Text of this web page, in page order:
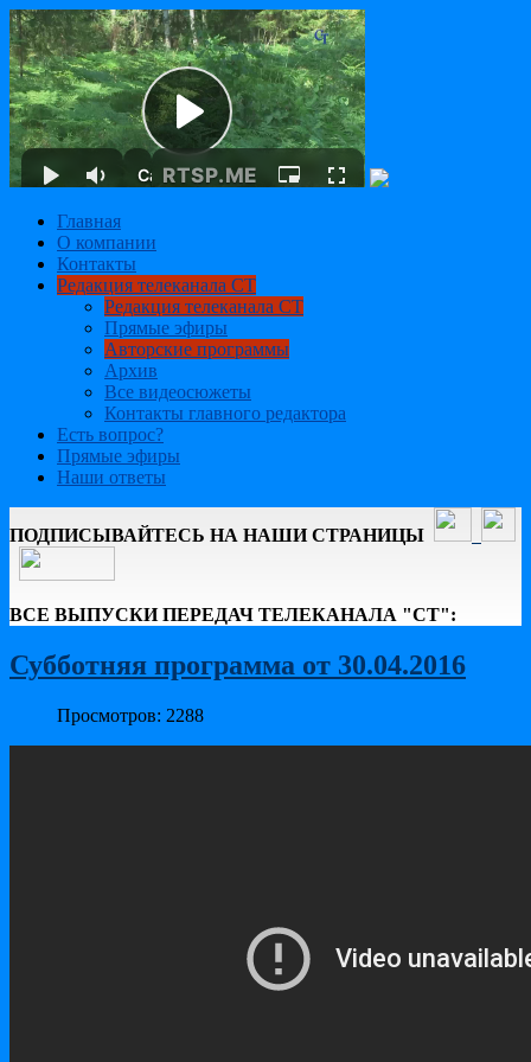
Главная
О компании
Контакты
Редакция телеканала СТ
Редакция телеканала СТ
Прямые эфиры
Авторские программы
Архив
Все видеосюжеты
Контакты главного редактора
Есть вопрос?
Прямые эфиры
Наши ответы
ПОДПИСЫВАЙТЕСЬ НА НАШИ СТРАНИЦЫ
ВСЕ ВЫПУСКИ ПЕРЕДАЧ ТЕЛЕКАНАЛА "СТ":
Субботняя программа от 30.04.2016
Просмотров: 2288